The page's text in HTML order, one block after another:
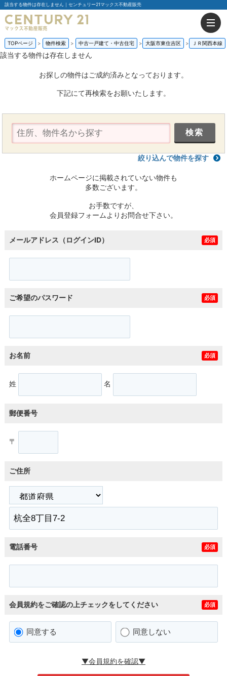
該当する物件は存在しません｜センチュリー21マックス不動産販売
TOPページ 物件検索 中古一戸建て・中古住宅 大阪市東住吉区 ＪＲ関西本線
該当する物件は存在しません
お探しの物件はご成約済みとなっております。
下記にて再検索をお願いたします。
絞り込んで物件を探す
ホームページに掲載されていない物件も
多数ございます。
お手数ですが、
会員登録フォームよりお問合せ下さい。
メールアドレス（ログインID） 必須
ご希望のパスワード 必須
お名前 必須
姓 名
郵便番号
〒
ご住所
電話番号 必須
会員規約をご確認の上チェックをしてください 必須
同意する 同意しない
▼会員規約を確認▼